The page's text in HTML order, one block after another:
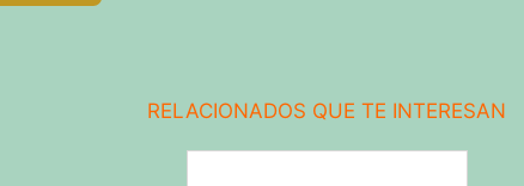
RELACIONADOS QUE TE INTERESAN